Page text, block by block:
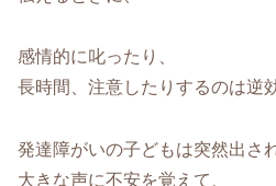
感情的に叱ったり、
長時間、注意したりするのは逆
発達障がいの子どもは突然出さ
大きな声に不安を覚えて、